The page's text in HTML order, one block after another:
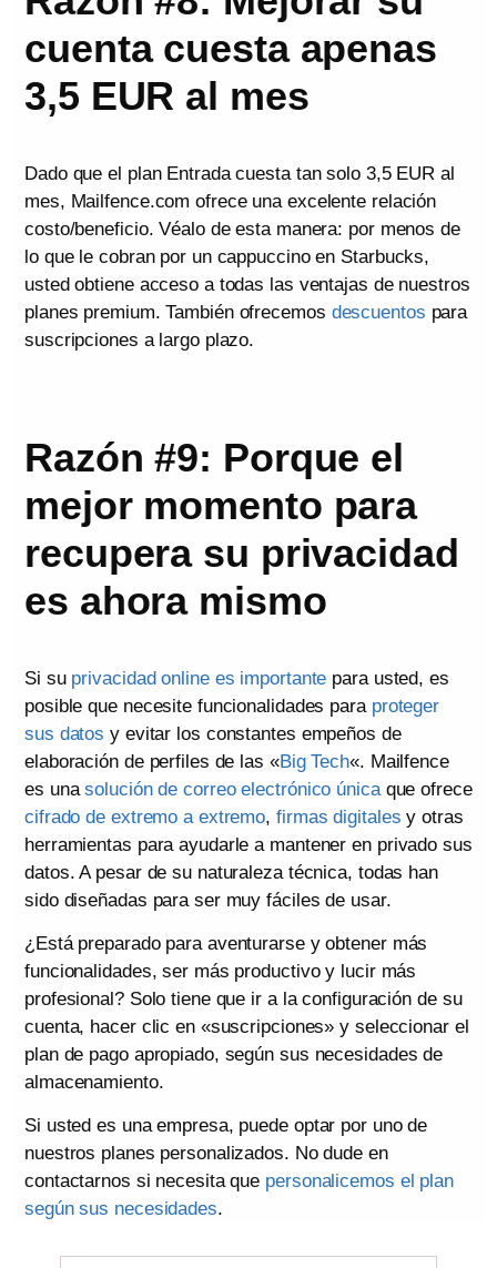
cuenta cuesta apenas
3,5 EUR al mes
Dado que el plan Entrada cuesta tan solo 3,5 EUR al
mes, Mailfence.com ofrece una excelente relación
costo/beneficio. Véalo de esta manera: por menos de
lo que le cobran por un cappuccino en Starbucks,
usted obtiene acceso a todas las ventajas de nuestros
planes premium. También ofrecemos descuentos para
suscripciones a largo plazo.
Razón #9: Porque el
mejor momento para
recupera su privacidad
es ahora mismo
Si su privacidad online es importante para usted, es
posible que necesite funcionalidades para proteger
sus datos y evitar los constantes empeños de
elaboración de perfiles de las «Big Tech«. Mailfence
es unasolución de correo electrónico única que ofrece
cifrado de extremo a extremo,firmas digitales y otras
herramientas para ayudarle a mantener en privado sus
datos. A pesar de su naturaleza técnica, todas han
sido diseñadas para ser muy fáciles de usar.
¿Está preparado para aventurarse y obtener más
funcionalidades, ser más productivo y lucir más
profesional? Solo tiene que ir a la configuración de su
cuenta, hacer clic en «suscripciones» y seleccionar el
plan de pago apropiado, según sus necesidades de
almacenamiento.
Si usted es una empresa, puede optar por uno de
nuestros planes personalizados. No dude en
contactarnos si necesita que personalicemos el plan
según sus necesidades.